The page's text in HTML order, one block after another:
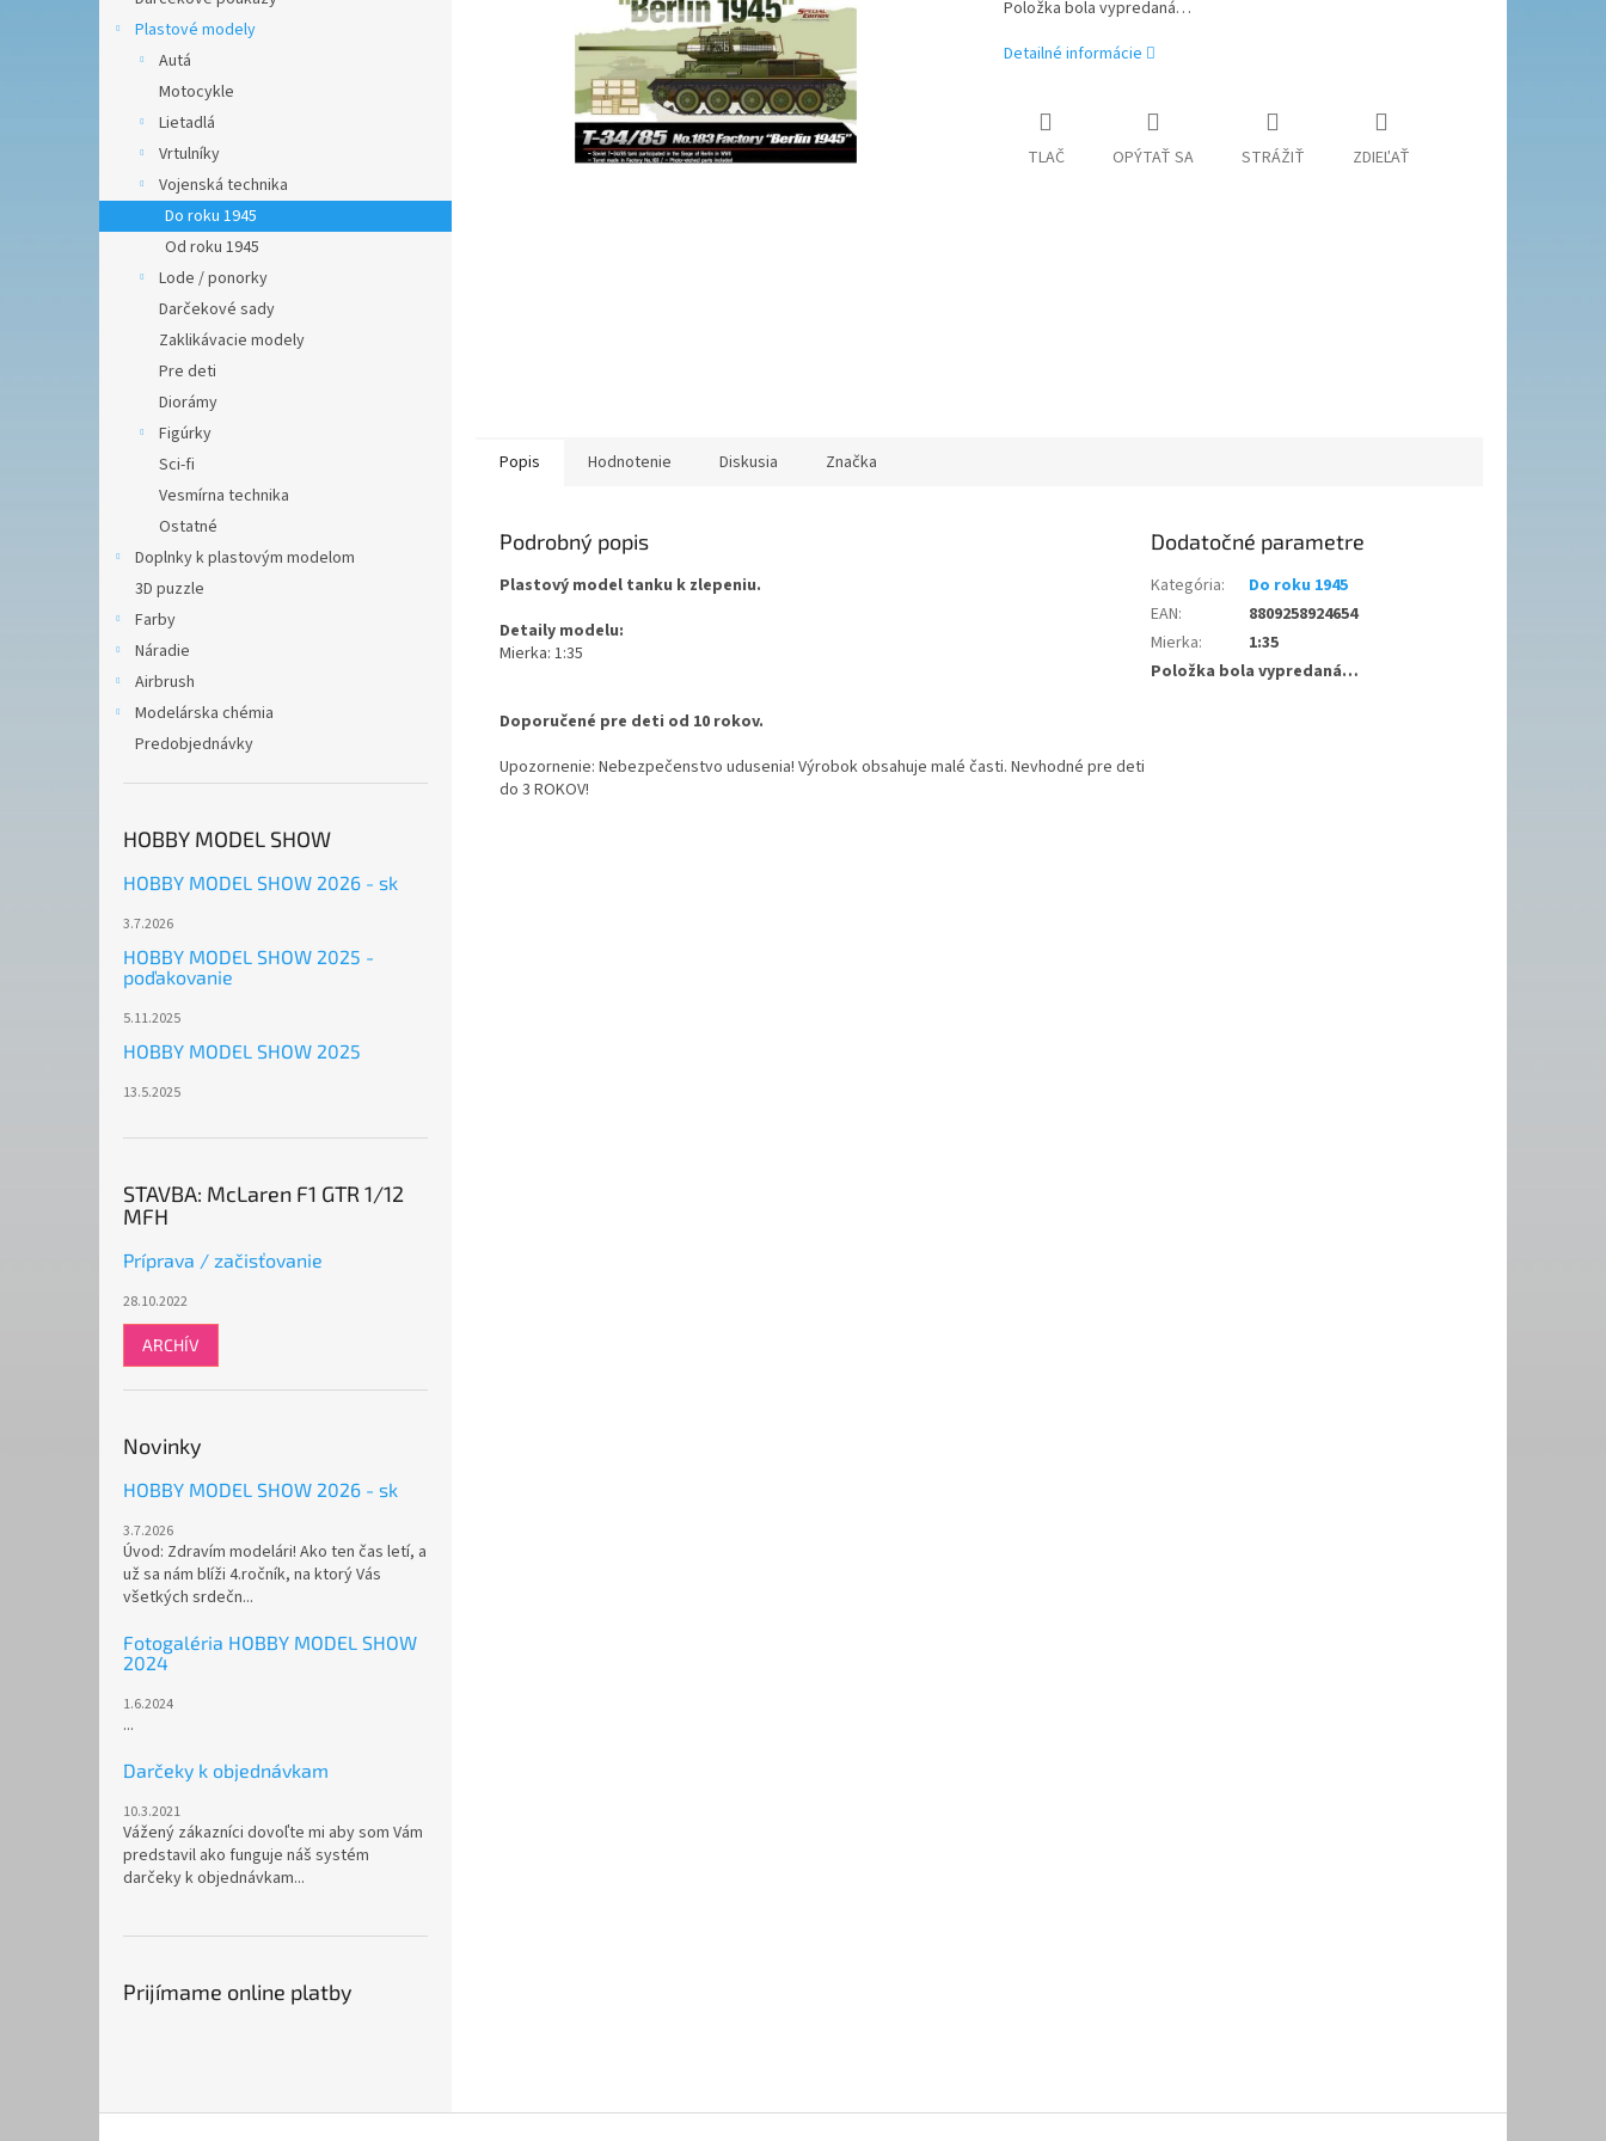
Plastové modely
Autá
Motocykle
Lietadlá
Vrtulníky
Vojenská technika
Do roku 1945
Od roku 1945
Lode / ponorky
Darčekové sady
Zaklikávacie modely
Pre deti
Diorámy
Figúrky
Sci-fi
Vesmírna technika
Ostatné
Doplnky k plastovým modelom
3D puzzle
Farby
Náradie
Airbrush
Modelárska chémia
Predobjednávky
HOBBY MODEL SHOW
HOBBY MODEL SHOW 2026 - sk
3.7.2026
HOBBY MODEL SHOW 2025 -
poďakovanie
5.11.2025
HOBBY MODEL SHOW 2025
13.5.2025
STAVBA: McLaren F1 GTR 1/12
MFH
Príprava / začisťovanie
28.10.2022
ARCHÍV
Novinky
HOBBY MODEL SHOW 2026 - sk
3.7.2026
Úvod: Zdravím modelári! Ako ten čas letí, a
už sa nám blíži 4.ročník, na ktorý Vás
všetkých srdečn...
Fotogaléria HOBBY MODEL SHOW
2024
1.6.2024
...
Darčeky k objednávkam
10.3.2021
Vážený zákazníci dovoľte mi aby som Vám
predstavil ako funguje náš systém
darčeky k objednávkam...
Prijímame online platby
Položka bola vypredaná…
Detailné informácie
TLAČ OPÝTAŤ SA STRÁŽIŤ ZDIEĽAŤ
Popis Hodnotenie Diskusia Značka
Podrobný popis
Plastový model tanku k zlepeniu.
Detaily modelu:
Mierka: 1:35
Doporučené pre deti od 10 rokov.
Upozornenie: Nebezpečenstvo udusenia! Výrobok obsahuje malé časti. Nevhodné pre deti
do 3 ROKOV!
Dodatočné parametre
Kategória:
Do roku 1945
EAN:
8809258924654
Mierka:
1:35
Položka bola vypredaná…